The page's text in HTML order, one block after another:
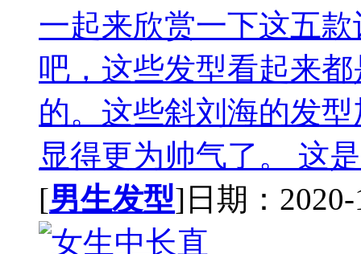
一起来欣赏一下这五
吧，这些发型看起来
的。这些斜刘海的发
显得更为帅气了。 这
[男生发型]日期：2020-